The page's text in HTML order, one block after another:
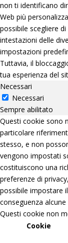
non ti identificano
Web più
possibile scegliere
intestazioni delle
impostazioni
Tuttavia, il
tua esperienza del
Necessari
Necessari
Sempre abilitato
Questi cookie sono
particolare
stesso, e non
vengono impostati
costituiscono una
preferenze di
possibile impostare
conseguenza
Questi cookie non
Cookie